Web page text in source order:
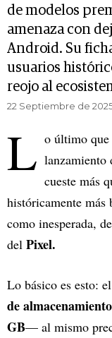
de modelos
amenaza con
Android. Su
usuarios
reojo al
22 Septiembre de 2025
L o último que
lanzamiento
cueste más
históricamente más
como inesperada,
del Pixel.
Lo básico es esto: el
de almacenamiento
GB— al mismo